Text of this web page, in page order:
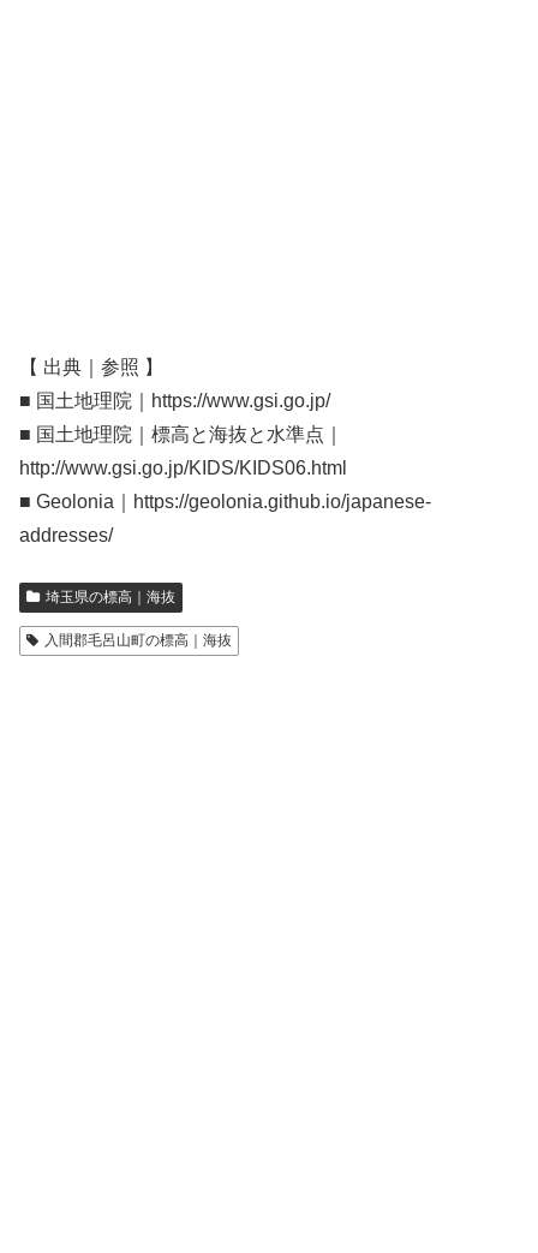
【 出典｜参照 】
■ 国土地理院｜https://www.gsi.go.jp/
■ 国土地理院｜標高と海抜と水準点｜
http://www.gsi.go.jp/KIDS/KIDS06.html
■ Geolonia｜https://geolonia.github.io/japanese-
addresses/
埼玉県の標高｜海抜
入間郡毛呂山町の標高｜海抜